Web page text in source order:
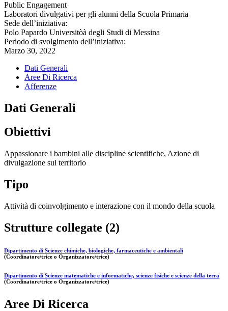
Public Engagement
Laboratori divulgativi per gli alunni della Scuola Primaria
Sede dell’iniziativa:
Polo Papardo Universitòà degli Studi di Messina
Periodo di svolgimento dell’iniziativa:
Marzo 30, 2022
Dati Generali
Aree Di Ricerca
Afferenze
Dati Generali
Obiettivi
Appassionare i bambini alle discipline scientifiche, Azione di
divulgazione sul territorio
Tipo
Attività di coinvolgimento e interazione con il mondo della scuola
Strutture collegate (2)
Dipartimento di Scienze chimiche, biologiche, farmaceutiche e ambientali
(Coordinatore/trice o Organizzatore/trice)
Dipartimento di Scienze matematiche e informatiche, scienze fisiche e scienze della terra
(Coordinatore/trice o Organizzatore/trice)
Aree Di Ricerca